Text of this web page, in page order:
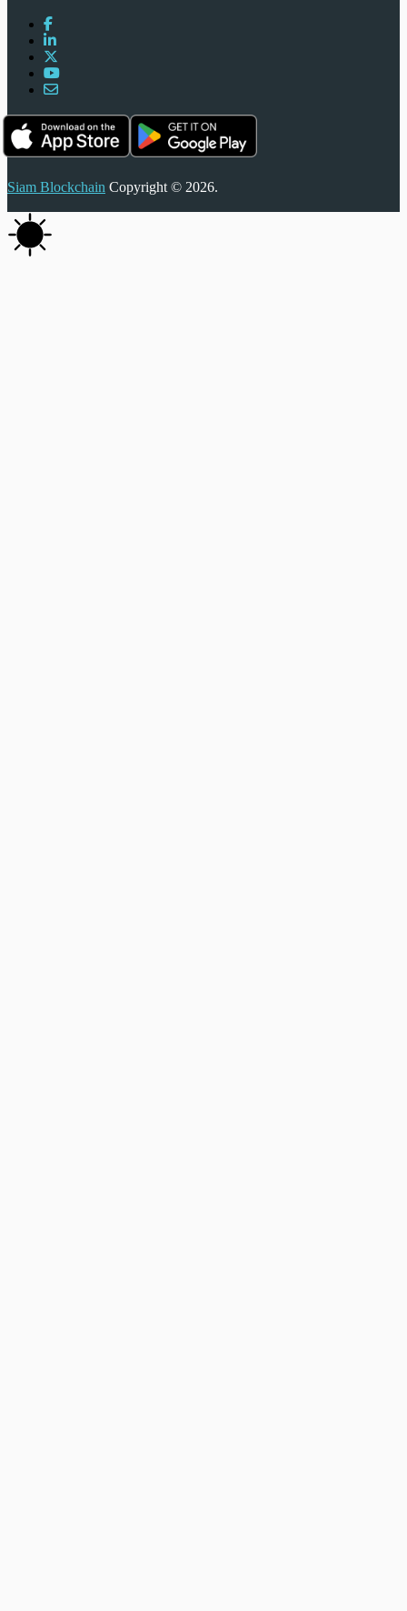
Siam Blockchain Copyright © 2026.